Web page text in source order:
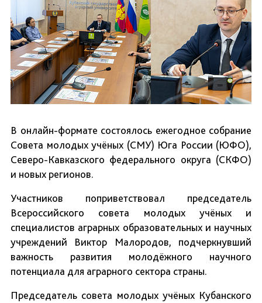
В онлайн-формате состоялось ежегодное собрание
Совета молодых учёных (СМУ) Юга России (ЮФО),
Северо-Кавказского федерального округа (СКФО)
и новых регионов.
Участников поприветствовал председатель
Всероссийского совета молодых учёных и
специалистов аграрных образовательных и научных
учреждений Виктор Малородов, подчеркнувший
важность развития молодёжного научного
потенциала для аграрного сектора страны.
Председатель совета молодых учёных Кубанского